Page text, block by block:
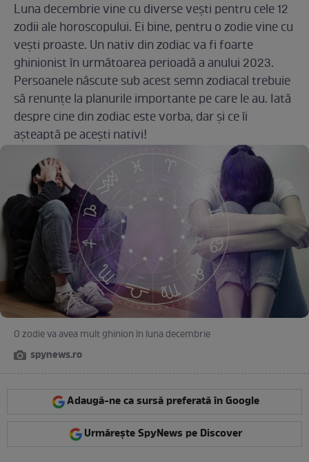
Luna decembrie vine cu diverse vești pentru cele 12
zodii ale horoscopului. Ei bine, pentru o zodie vine cu
vești proaste. Un nativ din zodiac va fi foarte
ghinionist în următoarea perioadă a anului 2023.
Persoanele născute sub acest semn zodiacal trebuie
să renunțe la planurile importante pe care le au. Iată
despre cine din zodiac este vorba, dar și ce îi
așteaptă pe acești nativi!
O zodie va avea mult ghinion în luna decembrie
spynews.ro
Adaugă-ne ca sursă preferată în Google
Urmărește SpyNews pe Discover